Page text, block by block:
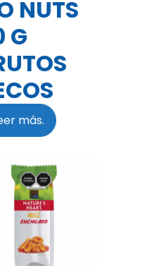
NUTS
G
más.